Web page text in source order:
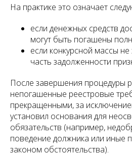
На практике это означает
если денежных средств
могут быть погашены
если конкурсной массы
часть задолженности
После завершения процедуры
непогашенные реестровые
прекращенными, за
установил основания для
обязательств (например,
поведение должника или иные
законом обстоятельства).